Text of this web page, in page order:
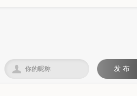
发 布
